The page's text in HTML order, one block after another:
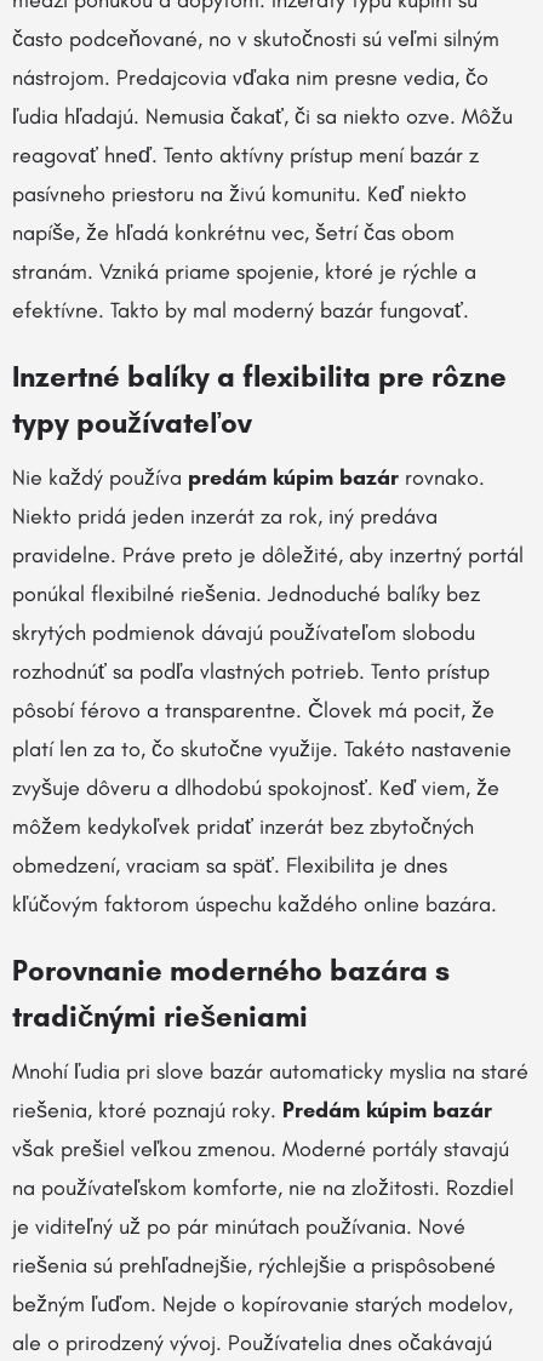
často podceňované, no v skutočnosti sú veľmi silným
nástrojom. Predajcovia vďaka nim presne vedia, čo
ľudia hľadajú. Nemusia čakať, či sa niekto ozve. Môžu
reagovať hneď. Tento aktívny prístup mení bazár z
pasívneho priestoru na živú komunitu. Keď niekto
napíše, že hľadá konkrétnu vec, šetrí čas obom
stranám. Vzniká priame spojenie, ktoré je rýchle a
efektívne. Takto by mal moderný bazár fungovať.
Inzertné balíky a flexibilita pre rôzne
typy používateľov
Nie každý používa predám kúpim bazár rovnako.
Niekto pridá jeden inzerát za rok, iný predáva
pravidelne. Práve preto je dôležité, aby inzertný portál
ponúkal flexibilné riešenia. Jednoduché balíky bez
skrytých podmienok dávajú používateľom slobodu
rozhodnúť sa podľa vlastných potrieb. Tento prístup
pôsobí férovo a transparentne. Človek má pocit, že
platí len za to, čo skutočne využije. Takéto nastavenie
zvyšuje dôveru a dlhodobú spokojnosť. Keď viem, že
môžem kedykoľvek pridať inzerát bez zbytočných
obmedzení, vraciam sa späť. Flexibilita je dnes
kľúčovým faktorom úspechu každého online bazára.
Porovnanie moderného bazára s
tradičnými riešeniami
Mnohí ľudia pri slove bazár automaticky myslia na staré
riešenia, ktoré poznajú roky. Predám kúpim bazár
však prešiel veľkou zmenou. Moderné portály stavajú
na používateľskom komforte, nie na zložitosti. Rozdiel
je viditeľný už po pár minútach používania. Nové
riešenia sú prehľadnejšie, rýchlejšie a prispôsobené
bežným ľuďom. Nejde o kopírovanie starých modelov,
ale o prirodzený vývoj. Používatelia dnes očakávajú